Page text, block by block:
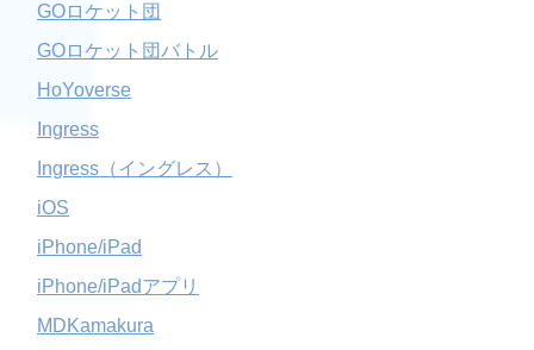
GOロケット団
GOロケット団バトル
HoYoverse
Ingress
Ingress（イングレス）
iOS
iPhone/iPad
iPhone/iPadアプリ
MDKamakura